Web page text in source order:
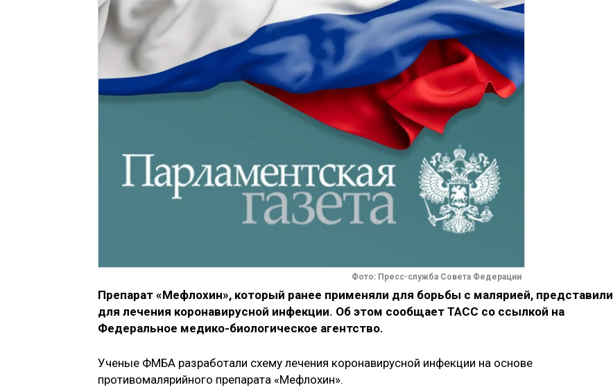
Фото: Пресс-служба Совета Федерации
Препарат «Мефлохин», который ранее применяли для борьбы с малярией, представили
для лечения коронавирусной инфекции. Об этом сообщает ТАСС со ссылкой на
Федеральное медико-биологическое агентство.
Ученые ФМБА разработали схему лечения коронавирусной инфекции на основе
противомалярийного препарата «Мефлохин».